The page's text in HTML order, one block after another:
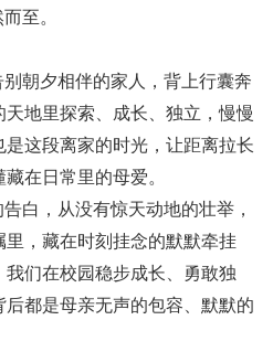
至。
朝夕相伴的家人，背上行囊奔
地里探索、成长、独立，慢慢
这段离家的时光，让距离拉长
在日常里的母爱。
白，从没有惊天动地的壮举，
，藏在时刻挂念的默默牵挂
们在校园稳步成长、勇敢独
都是母亲无声的包容、默默的